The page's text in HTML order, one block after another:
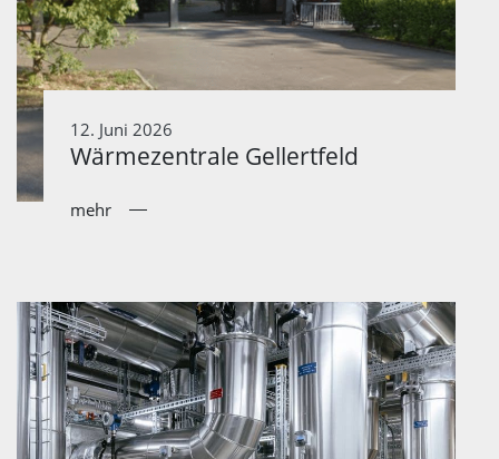
12. Juni 2026
Wärmezentrale Gellertfeld
mehr